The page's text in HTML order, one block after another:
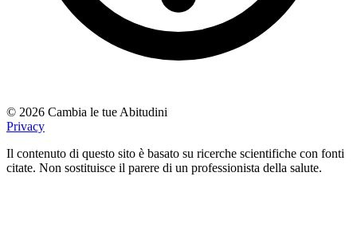
© 2026 Cambia le tue Abitudini
Privacy
Il contenuto di questo sito è basato su ricerche scientifiche con fonti
citate. Non sostituisce il parere di un professionista della salute.